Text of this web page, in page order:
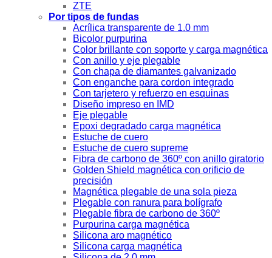
ZTE
Por tipos de fundas
Acrílica transparente de 1.0 mm
Bicolor purpurina
Color brillante con soporte y carga magnética
Con anillo y eje plegable
Con chapa de diamantes galvanizado
Con enganche para cordon integrado
Con tarjetero y refuerzo en esquinas
Diseño impreso en IMD
Eje plegable
Epoxi degradado carga magnética
Estuche de cuero
Estuche de cuero supreme
Fibra de carbono de 360º con anillo giratorio
Golden Shield magnética con orificio de
precisión
Magnética plegable de una sola pieza
Plegable con ranura para bolígrafo
Plegable fibra de carbono de 360º
Purpurina carga magnética
Silicona aro magnético
Silicona carga magnética